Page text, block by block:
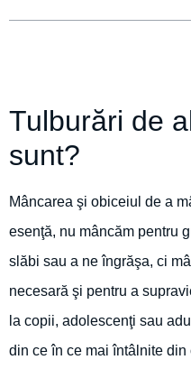
Tulburări de
sunt?
Mâncarea şi obiceiul de a
esenţă, nu mâncăm pentru
slăbi sau a ne îngrăşa, ci
necesară şi pentru a
la copii, adolescenţi sau
din ce în ce mai întâlnite